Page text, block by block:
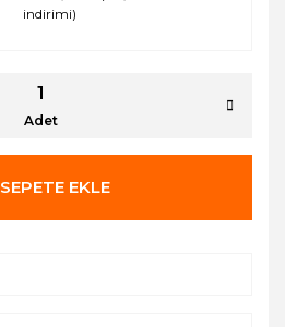
indirimi)
Adet
SEPETE EKLE